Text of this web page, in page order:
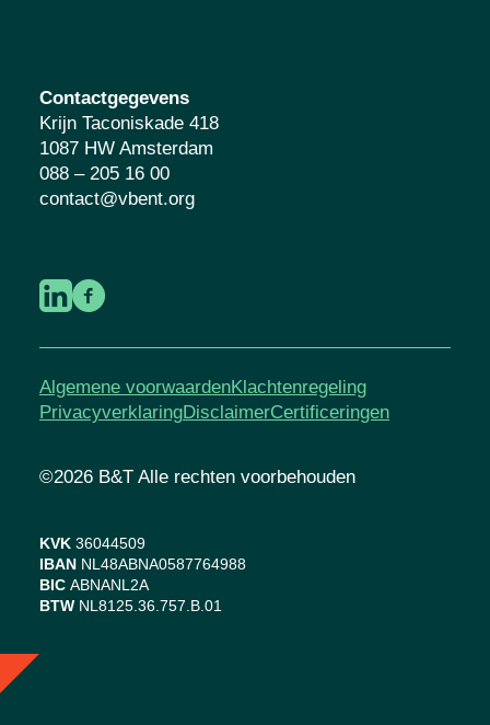
Contactgegevens
Krijn Taconiskade 418
1087 HW Amsterdam
088 – 205 16 00
contact@vbent.org
Algemene voorwaardenKlachtenregeling
PrivacyverklaringDisclaimerCertificeringen
©2026 B&T Alle rechten voorbehouden
KVK 36044509
IBAN NL48ABNA0587764988
BIC ABNANL2A
BTW NL8125.36.757.B.01